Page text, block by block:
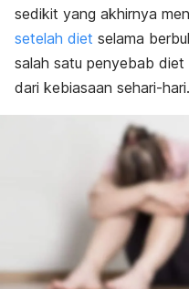
sedikit yang akhirnya
setelah diet selama
salah satu penyebab
dari kebiasaan sehari-hari.